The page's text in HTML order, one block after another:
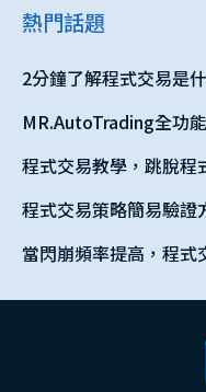
熱門話題
2分鐘了解程式交易是
MR.AutoTrading全功
程式交易教學，跳脫程
程式交易策略簡易驗證
當閃崩頻率提高，程式